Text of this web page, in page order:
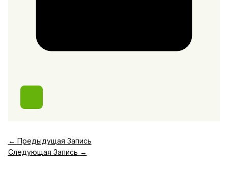
← Предыдущая Запись
Следующая Запись →